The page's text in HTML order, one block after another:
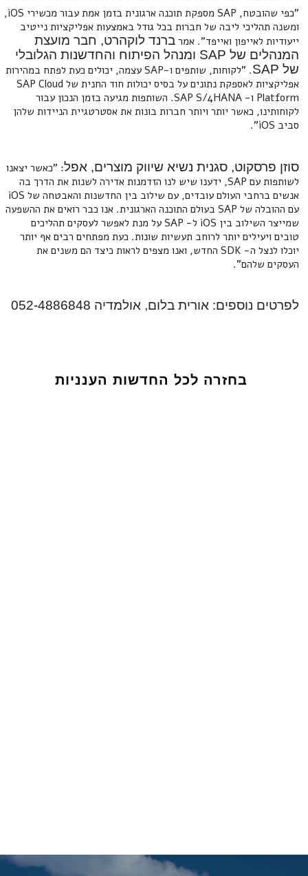
"כפי שהובטח, SAP מספקת תוכנה ארגונית בזמן אמת עבור מכשירי iOS,
ומשנה תהליכי ליבה של חברות בכל גודל באמצעות אפליקציות נייטיב
ייעודיות לאייפון ואייפד". אמרברנד לוקהרט, חבר מועצת
המנהלים של SAP ומנהל הפיתוח והחדשנות הגלובלי
של SAP
. "לקוחות, שותפים ו-SAP עצמה, יכולים כעת לפתח במהירות
אפליקציות לאספקת נתונים על בסיס יכולות חוד החנית של SAP Cloud
Platform ו- SAP S/4HANA. השותפות מגיעה בזמן הנכון עבור
לקוחותינו, כאשר יותר ויותר חברות בונות את אסטרטגיית הניידות שלהן
סביב iOS".
סוזן פרסקוט, סגנית נשיא שיווק מוצרים, אפל: "כאשר יצאנו
לשותפות עם SAP, ידענו שיש לנו הזדמנות אדירה לשנות את הדרך בה
אנשים ברחבי העולם עובדים, עם שילוב בין החדשנות והאבטחה של iOS
עם ההובלה של SAP בעולם התוכנה הארגונית. אנו כבר רואים את ההשפעה
שמייצר השילוב בין iOS ל- SAP על מנת לאפשר לעסקים תהליכים
טובים ויעילים יותר לרוחב תעשיות שונות. כעת מפתחים רבים אף יותר
יוכלו לנצל ה- SDK החדש, ואנו מצפים לראות כיצד הם משנים את
העסקים שלהם".
לפרטים נוספים: אורית בלום, אולמדיה 052-4886848
בחזרה לכל החדשות הענניות